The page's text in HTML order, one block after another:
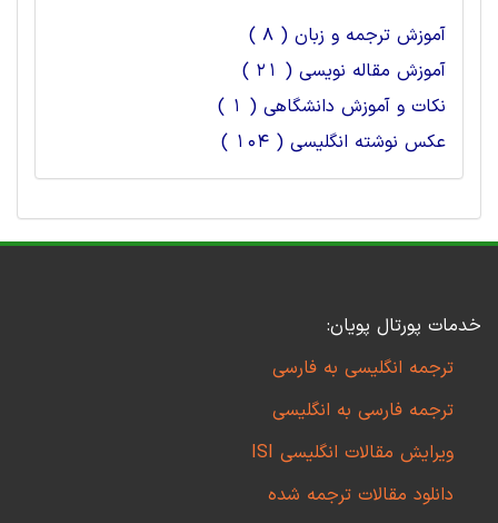
آموزش ترجمه و زبان ( 8 )
آموزش مقاله نویسی ( 21 )
نکات و آموزش دانشگاهی ( 1 )
عکس نوشته انگلیسی ( 104 )
خدمات پورتال پویان:
ترجمه انگلیسی به فارسی
ترجمه فارسی به انگلیسی
ویرایش مقالات انگلیسی ISI
دانلود مقالات ترجمه شده